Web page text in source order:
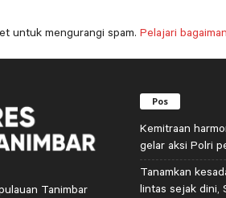
untuk mengurangi spam. Pelajari
Tanimbar
Pos
Kemitraan
gelar aksi Polri
Tanamkan
lintas sejak dini,